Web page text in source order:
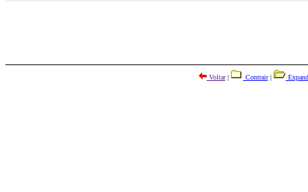
Voltar| Contrair|